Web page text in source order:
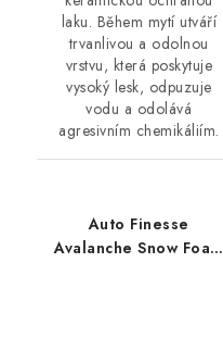
laku. Během mytí utváří
trvanlivou a odolnou
vrstvu, která poskytuje
vysoký lesk, odpuzuje
vodu a odolává
agresivním chemikáliím.
Auto Finesse
Avalanche Snow Foam